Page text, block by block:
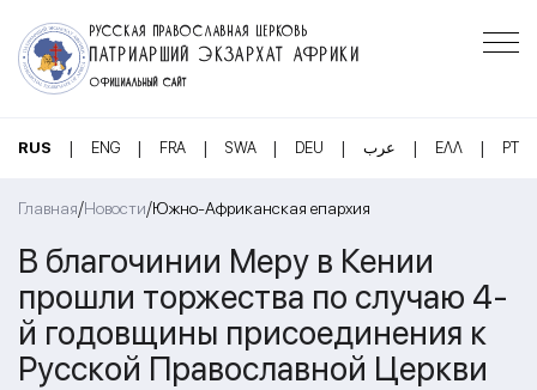
РУССКАЯ ПРАВОСЛАВНАЯ ЦЕРКОВЬ
ПАТРИАРШИЙ ЭКЗАРХАТ АФРИКИ
ОФИЦИАЛЬНЫЙ САЙТ
RUS | ENG | FRA | SWA | DEU | عرب | ΕΛΛ | PT
Главная/Новости/Южно-Африканская епархия
В благочинии Меру в Кении
прошли торжества по случаю 4-
й годовщины присоединения к
Русской Православной Церкви